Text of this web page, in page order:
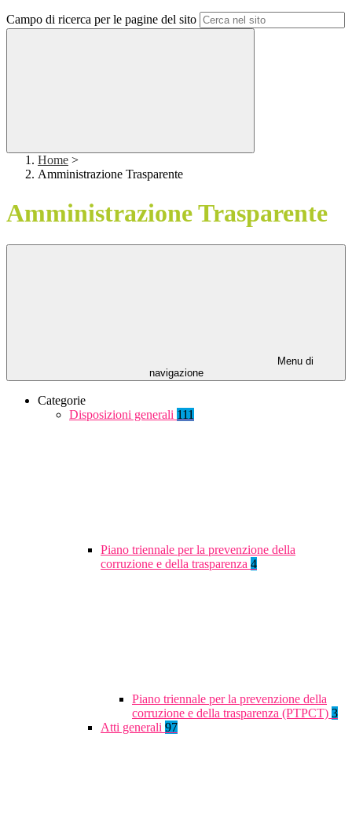
Campo di ricerca per le pagine del sito
Home >
Amministrazione Trasparente
Amministrazione Trasparente
Menu di
navigazione
Categorie
Disposizioni generali 111
Piano triennale per la prevenzione della
corruzione e della trasparenza 4
Piano triennale per la prevenzione della
corruzione e della trasparenza (PTPCT) 3
Atti generali 97